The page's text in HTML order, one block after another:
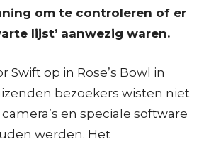
om te controleren of er
lijst’ aanwezig waren.
Swift op in Rose’s Bowl in
bezoekers wisten niet
en speciale software
werden. Het